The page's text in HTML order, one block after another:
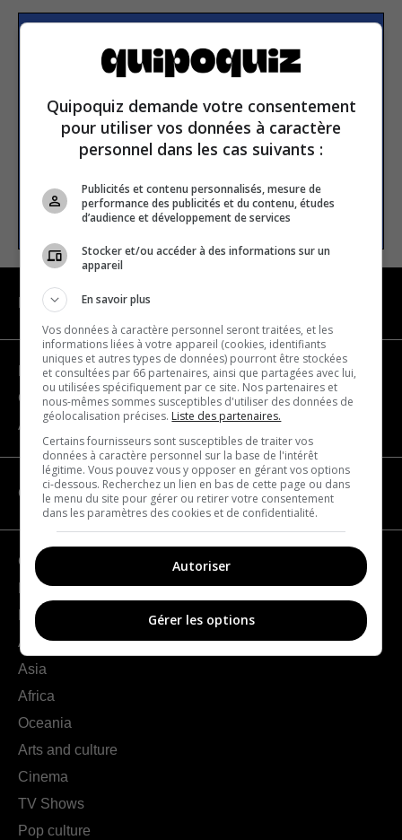
Subscribe to our
newsletter
Email address
SUBSCRIBE
NAVIGATION
Become a partner
Contact us
About us
CATEGORIES
Geography
France
Europe
Americas
Asia
Africa
Oceania
Arts and culture
Cinema
TV Shows
Pop culture
Quipoquiz demande votre consentement
pour utiliser vos données à caractère
personnel dans les cas suivants :
Publicités et contenu personnalisés, mesure de
performance des publicités et du contenu, études
d’audience et développement de services
Stocker et/ou accéder à des informations sur un
appareil
En savoir plus
Vos données à caractère personnel seront traitées, et les
informations liées à votre appareil (cookies, identifiants
uniques et autres types de données) pourront être stockées
et consultées par 66 partenaires, ainsi que partagées avec lui,
ou utilisées spécifiquement par ce site. Nos partenaires et
nous-mêmes sommes susceptibles d'utiliser des données de
géolocalisation précises. Liste des partenaires.
Certains fournisseurs sont susceptibles de traiter vos
données à caractère personnel sur la base de l'intérêt
légitime. Vous pouvez vous y opposer en gérant vos options
ci-dessous. Recherchez un lien en bas de cette page ou dans
le menu du site pour gérer ou retirer votre consentement
dans les paramètres des cookies et de confidentialité.
Autoriser
Gérer les options